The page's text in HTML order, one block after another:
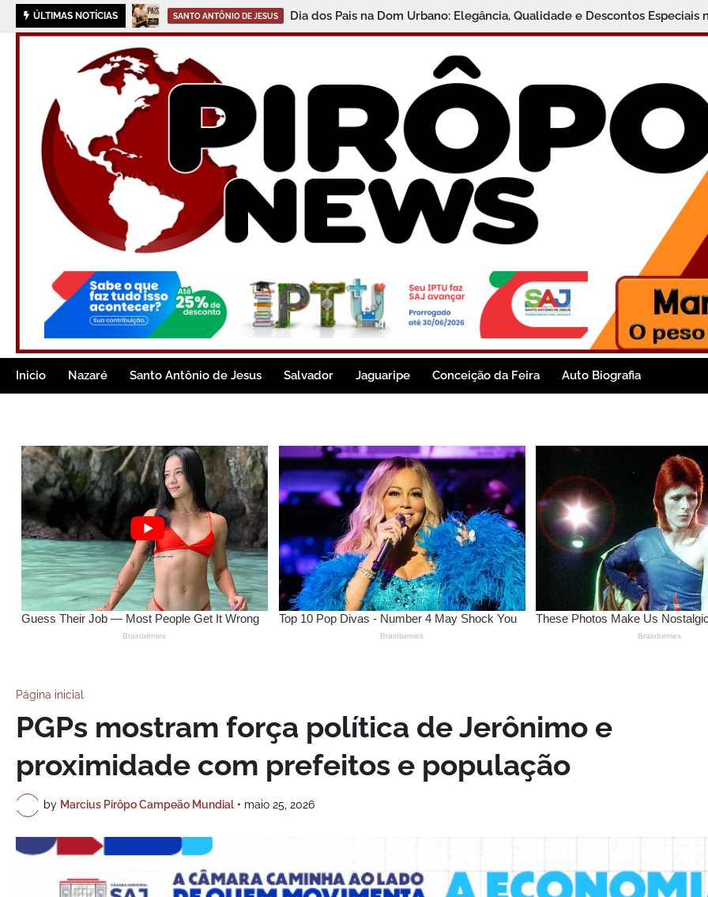
ÚLTIMAS NOTÍCIAS SANTO ANTÔNIO DE JESUS Dia dos Pais na Dom Urbano: Elegância, Qualidade e Descontos
Inicio Nazaré Santo Antônio de Jesus Salvador Jaguaripe Conceição da Feira Auto Biografia
Página inicial
PGPs mostram força política de Jerônimo e
proximidade com prefeitos e população
by Marcius Pirôpo Campeão Mundial • maio 25, 2026